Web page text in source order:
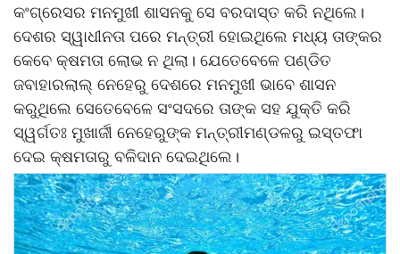
କଂଗ୍ରେସର ମନମୁଖୀ ଶାସନକୁ ସେ ବରଦାସ୍ତ କରି ନଥିଲେ।
ଦେଶର ସ୍ୱାଧୀନତା ପରେ ମନ୍ତ୍ରୀ ହୋଇଥିଲେ ମଧ୍ୟ ତାଙ୍କର
କେବେ କ୍ଷମତା ଲୋଭ ନ ଥିଲା। ଯେତେବେଳେ ପଣ୍ଡିତ
ଜବାହାରଲାଲ୍ ନେହେରୁ ଦେଶରେ ମନମୁଖୀ ଭାବେ ଶାସନ
କରୁଥିଲେ ସେତେବେଳେ ସଂସଦରେ ତାଙ୍କ ସହ ଯୁକ୍ତି କରି
ସ୍ୱର୍ଗତଃ ମୁଖାର୍ଜୀ ନେହେରୁଙ୍କ ମନ୍ତ୍ରୀମଣ୍ଡଳରୁ ଇସ୍ତଫା
ଦେଇ କ୍ଷମତାରୁ ବଳିଦାନ ଦେଇଥିଲେ।